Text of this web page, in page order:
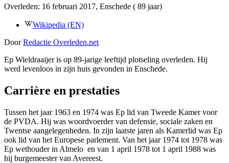
Overleden: 16 februari 2017, Enschede ( 89 jaar)
Wikipedia (EN)
Door Redactie Overleden.net
Ep Wieldraaijer is op 89-jarige leeftijd plotseling overleden. Hij
werd levenloos in zijn huis gevonden in Enschede.
Carrière en prestaties
Tussen het jaar 1963 en 1974 was Ep lid van Tweede Kamer voor
de PVDA. Hij was woordvoerder van defensie, sociale zaken en
Twentse aangelegenheden. In zijn laatste jaren als Kamerlid was Ep
ook lid van het Europese parlement. Van het jaar 1974 tot 1978 was
Ep wethouder in Almelo en van 1 april 1978 tot 1 april 1988 was
hij burgemeester van Avereest.